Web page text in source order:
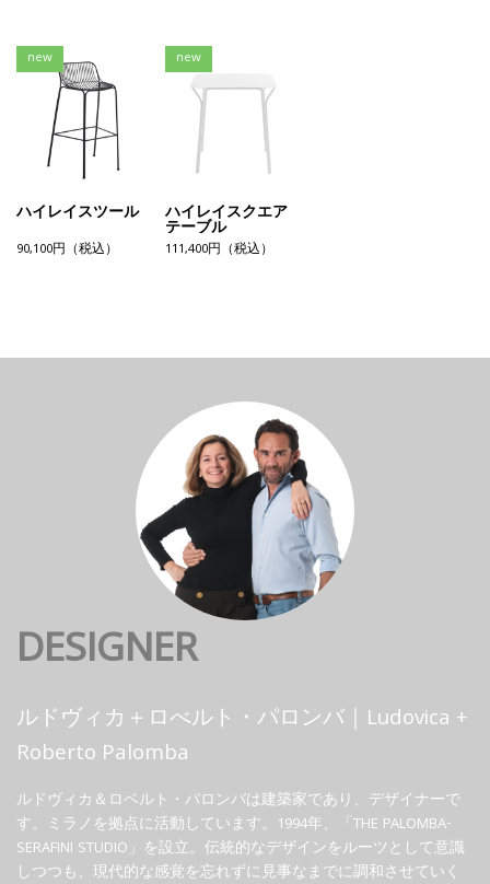
new
ハイレイスツール
90,100円（税込）
new
ハイレイスクエア
テーブル
111,400円（税込）
DESIGNER
ルドヴィカ＋ロべルト・パロンバ｜Ludovica +
Roberto Palomba
ルドヴィカ＆ロベルト・パロンバは建築家であり、デザイナーで
す。ミラノを拠点に活動しています。1994年、「THE PALOMBA-
SERAFINI STUDIO」を設立。伝統的なデザインをルーツとして意識
しつつも、現代的な感覚を忘れずに見事なまでに調和させていく